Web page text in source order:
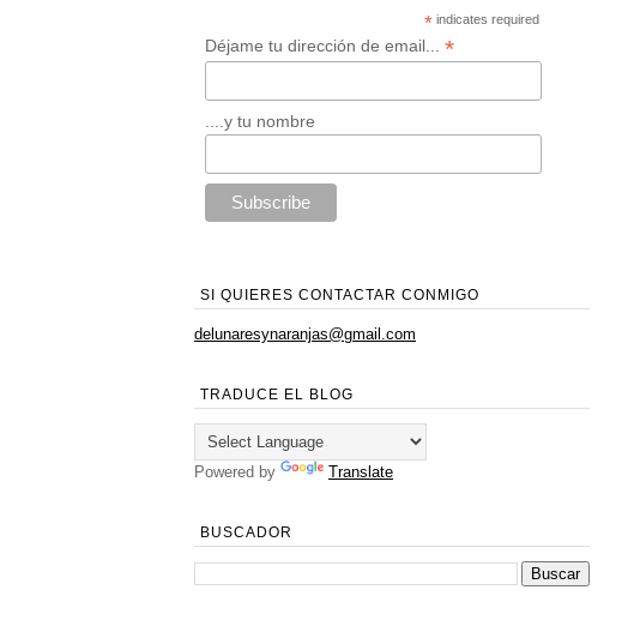
* indicates required
Déjame tu dirección de email... *
....y tu nombre
SI QUIERES CONTACTAR CONMIGO
delunaresynaranjas@gmail.com
TRADUCE EL BLOG
Powered by Translate
BUSCADOR